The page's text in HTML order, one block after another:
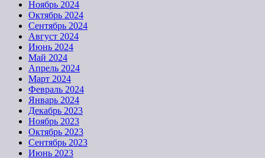
Ноябрь 2024
Октябрь 2024
Сентябрь 2024
Август 2024
Июнь 2024
Май 2024
Апрель 2024
Март 2024
Февраль 2024
Январь 2024
Декабрь 2023
Ноябрь 2023
Октябрь 2023
Сентябрь 2023
Июнь 2023